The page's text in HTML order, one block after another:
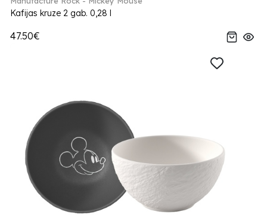
Kafijas kruze 2 gab. 0,28 l
47.50€